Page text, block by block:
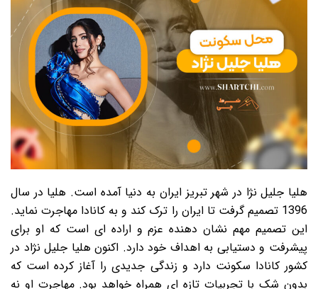
هلیا جلیل نژا در شهر تبریز ایران به دنیا آمده است. هلیا در سال
1396 تصمیم گرفت تا ایران را ترک کند و به کانادا مهاجرت نماید.
این تصمیم مهم نشان دهنده عزم و اراده ای است که او برای
پیشرفت و دستیابی به اهداف خود دارد. اکنون هلیا جلیل نژاد در
کشور کانادا سکونت دارد و زندگی جدیدی را آغاز کرده است که
بدون شک با تجربیات تازه ای همراه خواهد بود. مهاجرت او نه